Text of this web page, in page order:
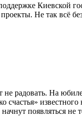
Киевской
Не так всё
не радовать. На
известного
появляться не